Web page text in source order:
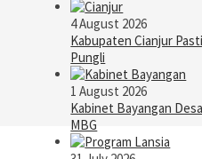
4 August 2026
Kabupaten Cianjur
Pungli
1 August 2026
Kabinet Bayangan
MBG